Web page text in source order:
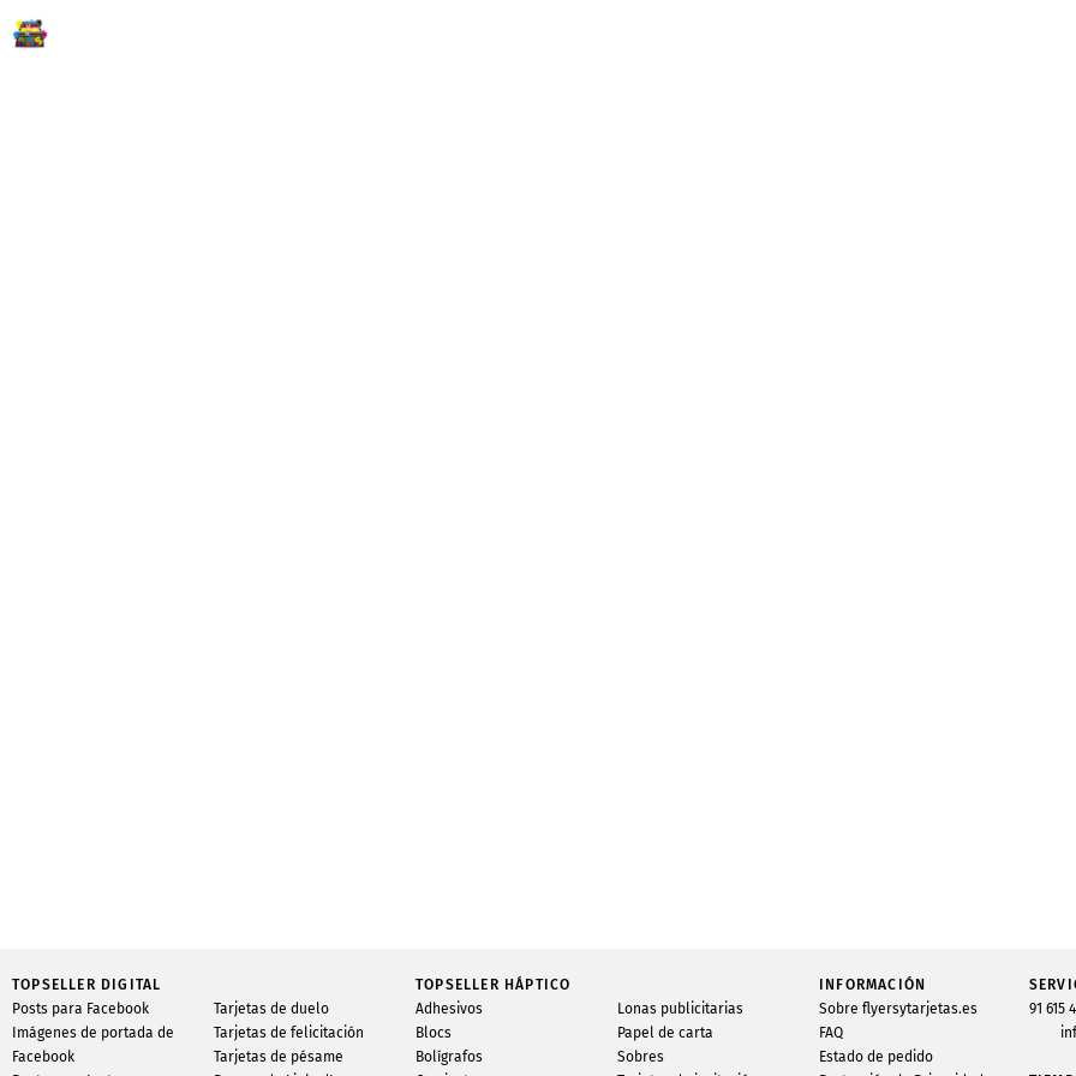
TOPSELLER DIGITAL
Posts para Facebook
Imágenes de portada de
Facebook
Tarjetas de duelo
Tarjetas de felicitación
Tarjetas de pésame
TOPSELLER HÁPTICO
Adhesivos
Blocs
Bolígrafos
Lonas publicitarias
Papel de carta
Sobres
INFORMACIÓN
Sobre flyersytarjetas.es
FAQ
Estado de pedido
91 615